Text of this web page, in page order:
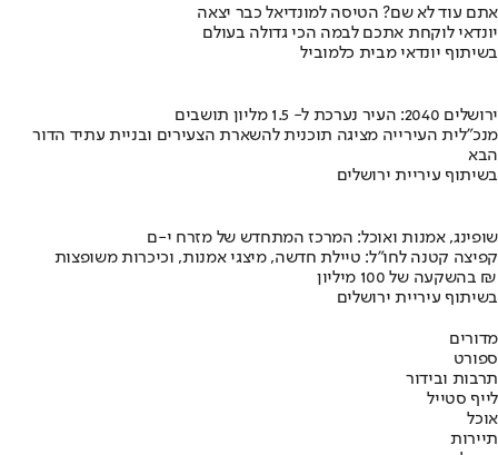
אתם עוד לא שם? הטיסה למונדיאל כבר יצאה
יונדאי לוקחת אתכם לבמה הכי גדולה בעולם
בשיתוף יונדאי מבית כלמוביל
ירושלים 2040: העיר נערכת ל- 1.5 מליון תושבים
מנכ"לית העירייה מציגה תוכנית להשארת הצעירים ובניית עתיד הדור
הבא
בשיתוף עיריית ירושלים
שופינג, אמנות ואוכל: המרכז המתחדש של מזרח י-ם
קפיצה קטנה לחו"ל: טיילת חדשה, מיצגי אמנות, וכיכרות משופצות
בהשקעה של 100 מיליון ₪
בשיתוף עיריית ירושלים
מדורים
ספורט
תרבות ובידור
לייף סטייל
אוכל
תיירות